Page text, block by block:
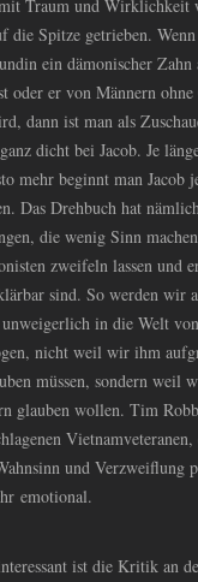
Traum und Wirklichkeit
die Spitze getrieben.
ein dämonischer Zahn
oder er von Männern ohne
dann ist man als
dicht bei Jacob. Je
mehr beginnt man Jacob
Das Drehbuch hat
die wenig Sinn
zweifeln lassen und
sind. So werden wir
in die Welt
nicht weil wir ihm
müssen, sondern weil
glauben wollen. Tim
und Verzweiflung
emotional.
ist die Kritik an